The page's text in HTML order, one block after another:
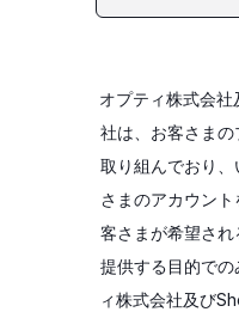
オプティ株式会
社は、お客さま
取り組んでおり
さまのアカウン
客さまが希望さ
提供する目的で
ィ株式会社及び